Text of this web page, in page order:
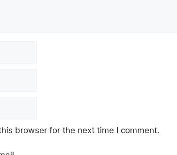
browser for the next time I comment.